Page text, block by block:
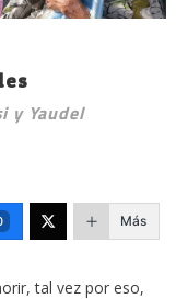
y Yaudel
Más
tal vez por eso,